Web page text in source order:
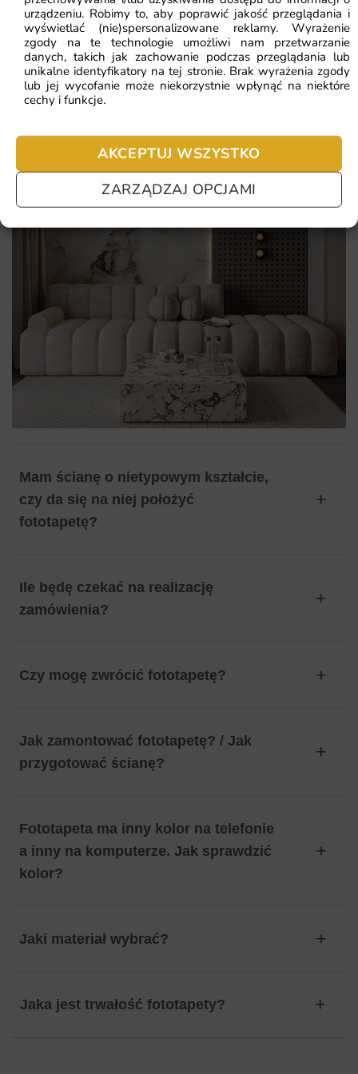
urządzeniu. Robimy to, aby poprawić jakość przeglądania i
wyświetlać (nie)spersonalizowane reklamy. Wyrażenie
zgody na te technologie umożliwi nam przetwarzanie
danych, takich jak zachowanie podczas przeglądania lub
unikalne identyfikatory na tej stronie. Brak wyrażenia zgody
lub jej wycofanie może niekorzystnie wpłynąć na niektóre
cechy i funkcje.
AKCEPTUJ WSZYSTKO
ZARZĄDZAJ OPCJAMI
Oto najważniejsze zalety, które wyróżniają ten wzór:
edukacyjne walory dla najmłodszych
ekologiczne, bezzapachowe komponenty druku
bezpieczne tusze potwierdzone certyfikatami
fototapeta traktor
Pomagamy i doradzamy przy każdym zakupie. Ale jeżeli
nie chcesz czekać – sprawdź najczęściej zadawane pytania.
Mam ścianę o nietypowym kształcie,
czy da się na niej położyć
fototapetę?
Ile będę czekać na realizację
zamówienia?
Czy mogę zwrócić fototapetę?
Jak zamontować fototapetę? / Jak
przygotować ścianę?
Fototapeta ma inny kolor na telefonie
a inny na komputerze. Jak sprawdzić
kolor?
Jaki materiał wybrać?
Jaka jest trwałość fototapety?